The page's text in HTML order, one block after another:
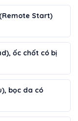
Start)
ốc chốt có bị
bọc da có